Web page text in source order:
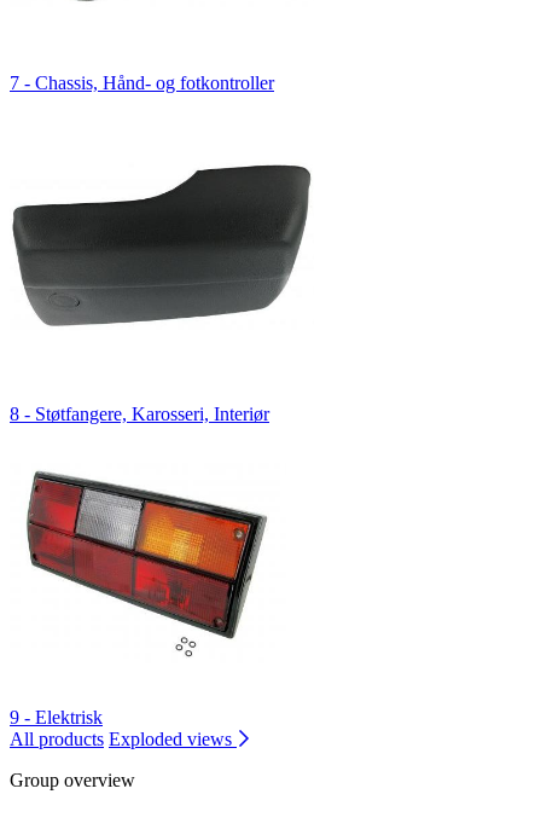
7 - Chassis, Hånd- og fotkontroller
8 - Støtfangere, Karosseri, Interiør
9 - Elektrisk
All products Exploded views
Group overview